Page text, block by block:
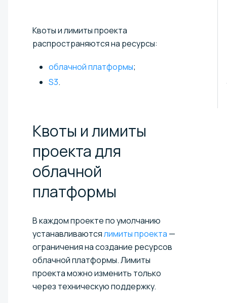
Квоты и лимиты проекта
распространяются на ресурсы:
облачной платформы;
S3.
Квоты и лимиты
проекта для
облачной
платформы
В каждом проекте по умолчанию
устанавливаютсялимиты проекта —
ограничения на создание ресурсов
облачной платформы. Лимиты
проекта можно изменить только
через техническую поддержку.